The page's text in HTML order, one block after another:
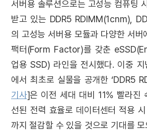
서버용 솔루션으로는 고성능 컴퓨팅
받고 있는 DDR5 RDIMM(1cnm),
의 고성능 서버용 모듈과 다양한 서버
팩터(Form Factor)를 갖춘
업용 SSD) 라인을 전시했다. 이중
에서 최초로 실물을 공개한 ‘DDR5
기사]은 이전 세대 대비 11% 빨라진
선된 전력 효율로 데이터센터 적용
까지 절감할 수 있을 것으로 기대를